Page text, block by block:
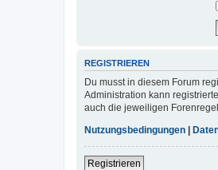
REGISTRIEREN
Du musst in diesem Forum
Administration kann
auch die jeweiligen
Nutzungsbedingungen |
Registrieren